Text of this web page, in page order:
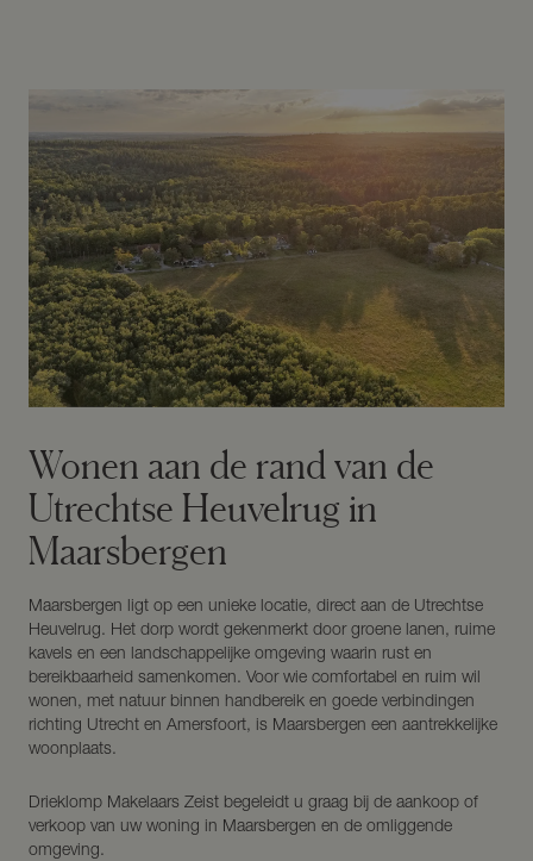
Wonen aan de rand van de
Utrechtse Heuvelrug in
Maarsbergen
Maarsbergen ligt op een unieke locatie, direct aan de Utrechtse
Heuvelrug. Het dorp wordt gekenmerkt door groene lanen, ruime
kavels en een landschappelijke omgeving waarin rust en
bereikbaarheid samenkomen. Voor wie comfortabel en ruim wil
wonen, met natuur binnen handbereik en goede verbindingen
richting Utrecht en Amersfoort, is Maarsbergen een aantrekkelijke
woonplaats.
Drieklomp Makelaars Zeist begeleidt u graag bij de aankoop of
verkoop van uw woning in Maarsbergen en de omliggende
omgeving.